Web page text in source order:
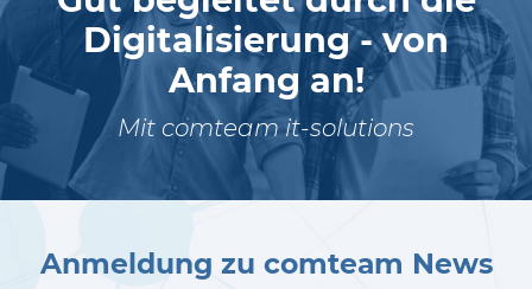
Digitalisierung - von
Anfang an!
Mit comteam it-solutions
Anmeldung zu comteam News